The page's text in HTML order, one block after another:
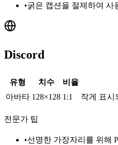
•굵은 캡션을 절제하여 사
Discord
유형 치수 비율
아바타 128×128 1:1 작게 표시
전문가 팁
•선명한 가장자리를 위해